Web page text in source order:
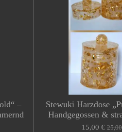
–
Stewuki Harzdose
Handgegossen &
15,00 €